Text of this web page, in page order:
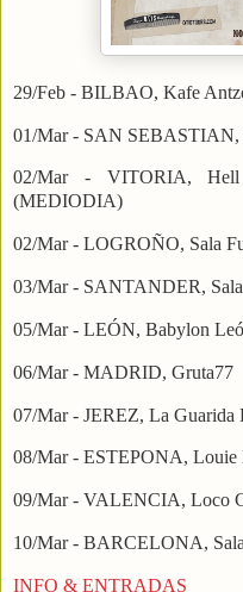
29/Feb - BILBAO, Kafe
01/Mar - SAN SEBASTIAN,
02/Mar - VITORIA,
(MEDIODIA)
02/Mar - LOGROÑO, Sala
03/Mar - SANTANDER,
05/Mar - LEÓN, Babylon
06/Mar - MADRID, Gruta77
07/Mar - JEREZ, La Guarida
08/Mar - ESTEPONA, Louie
09/Mar - VALENCIA, Loco
10/Mar - BARCELONA,
INFO & ENTRADAS